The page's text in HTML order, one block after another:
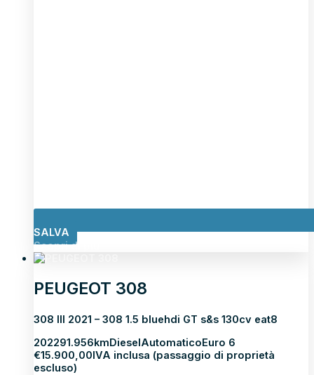
SALVA
Scopri di più
PEUGEOT 308
308 III 2021 – 308 1.5 bluehdi GT s&s 130cv eat8
202291.956kmDieselAutomaticoEuro 6
€15.900,00IVA inclusa (passaggio di proprietà
escluso)